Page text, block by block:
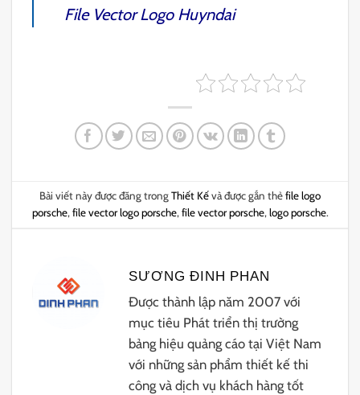
File Vector Logo Huyndai
Bài viết này được đăng trongThiết Kếvà được gắn thẻfile logo
porsche, file vector logo porsche, file vector porsche, logo porsche.
SƯƠNG ĐINH PHAN
Được thành lập năm 2007 với
mục tiêu Phát triển thị trường
bảng hiệu quảng cáo tại Việt Nam
với những sản phẩm thiết kế thi
công và dịch vụ khách hàng tốt